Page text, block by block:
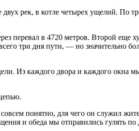
двух рек, в котле четырех ущелий.
перевал в 4720 метров. Второй
три дня пути, — но значительно
Из каждого двора и каждого
понятно, для чего он служил
и обеда мы отправились гулять по